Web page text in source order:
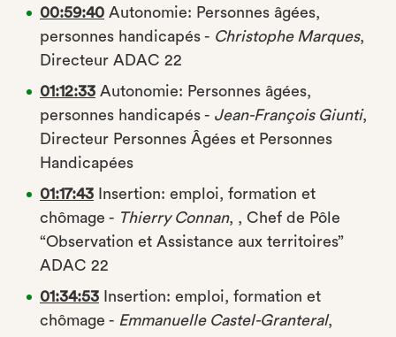
00:59:40 Autonomie: Personnes âgées,
personnes handicapés - Christophe Marques,
Directeur ADAC 22
01:12:33 Autonomie: Personnes âgées,
personnes handicapés - Jean-François Giunti,
Directeur Personnes Âgées et Personnes
Handicapées
01:17:43 Insertion: emploi, formation et
chômage - Thierry Connan, , Chef de Pôle
“Observation et Assistance aux territoires”
ADAC 22
01:34:53 Insertion: emploi, formation et
chômage - Emmanuelle Castel-Granteral,